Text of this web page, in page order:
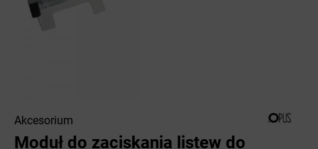
Akcesorium
Moduł do zaciskania listew do